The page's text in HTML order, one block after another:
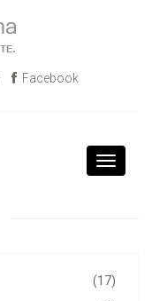
Facebook
Toggle
(17)